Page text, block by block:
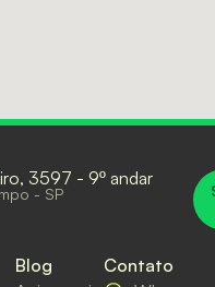
3597 - 9º andar
- SP
Blog
Contato